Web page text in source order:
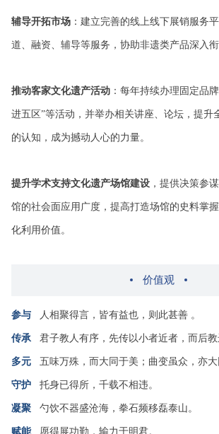
辅导开拓市场 ：建立完善的线上线下展销服务
道、融资、辅导等服务，协助非遗类产品深入衔
推动客家文化遗产活动 ：每年持续办理固定品
进五区”等活动，并举办相关讲座、论坛，提升
的认知，成为撼动人心的力量。
提升学术支持文化遗产场馆建设 ，提供决策参
馆的社会面应用广度，提高打造场馆的史料掌
化利用价值。
价值观
参与 人相聚得言，皆有益也，则此甚善 。
传承 君子教人有序，先传以小者近者，而后教
多元 五味万殊，而大同于美；曲变虽众，亦大
守护 托身已得所，千载不相违。
凝聚 勺饮不器盛沧海，拳石频移磊泰山。
赋能 愿得展功勤，输力于明君。